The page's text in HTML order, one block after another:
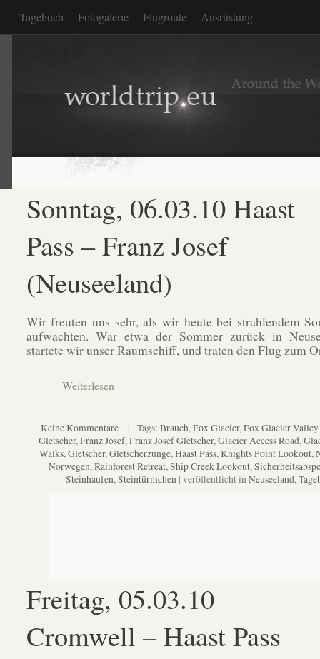
Tagebuch Fotogalerie Flugroute Ausrüstung
Sonntag, 06.03.10 Haast
Pass – Franz Josef
(Neuseeland)
Wir freuten uns sehr, als wir heute bei strahlendem
aufwachten. War etwa der Sommer zurück in
startete wir unser Raumschiff, und traten den Flug zum
Weiterlesen
Keine Kommentare | Tags: Brauch,Fox Glacier,Fox Glacier
Gletscher,Franz Josef,Franz Josef Gletscher,Glacier Access Road,
Walks,Gletscher,Gletscherzunge,Haast Pass,Knights Point Lookout,
Norwegen,Rainforest Retreat,Ship Creek Lookout,
Steinhaufen,Steintürmchen | veröffentlicht inNeuseeland,
Freitag, 05.03.10
Cromwell – Haast Pass